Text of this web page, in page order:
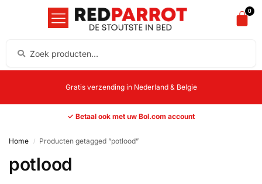
0
Gratis verzending in Nederland & Belgie
✓ Betaal ook met uw Bol.com account
Home / Producten getagged “potlood”
potlood